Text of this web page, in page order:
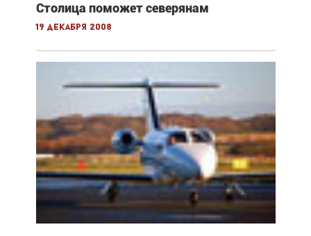
Столица поможет северянам
19 декабря 2008